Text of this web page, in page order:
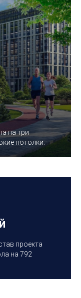
на три
потолки.
проекта
на 792